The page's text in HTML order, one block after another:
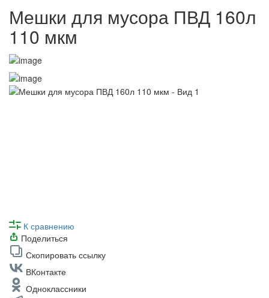
Мешки для мусора ПВД 160л
110 мкм
К сравнению
Поделиться
Скопировать ссылку
ВКонтакте
Одноклассники